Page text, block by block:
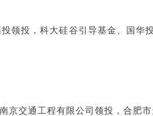
领投，科大硅谷引导基金、国华投
京交通工程有限公司领投，合肥市